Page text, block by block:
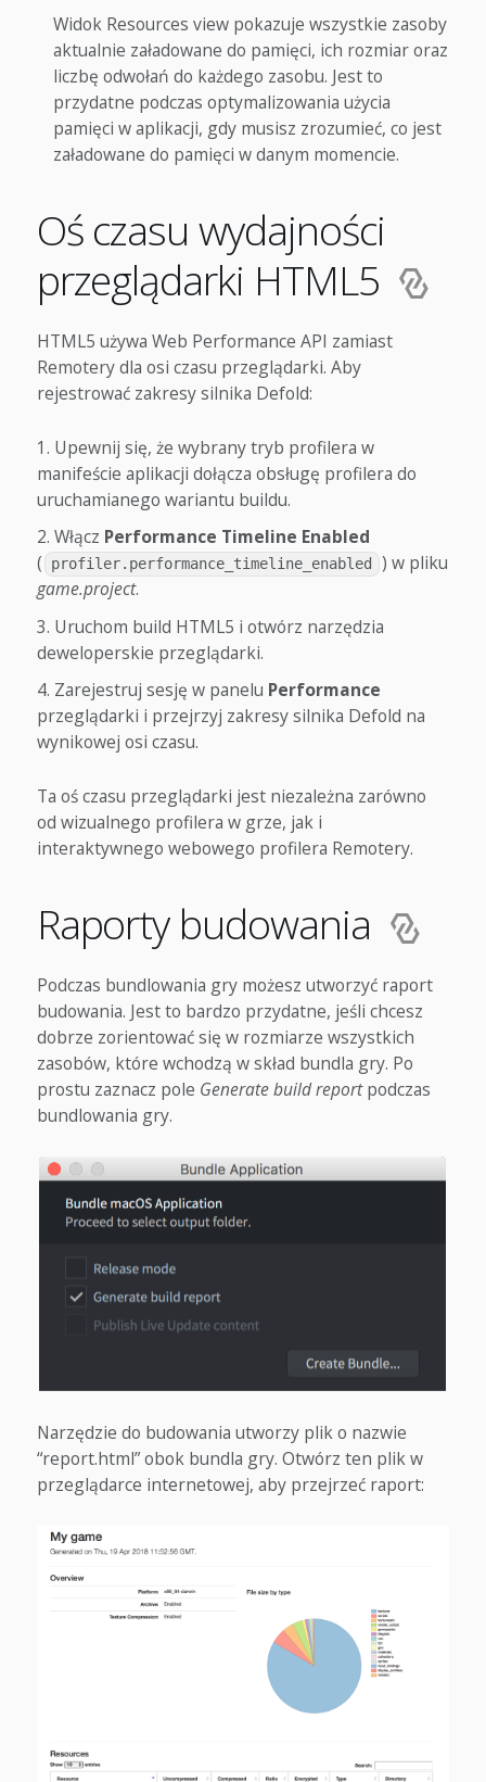
Widok Resources view pokazuje wszystkie zasoby
aktualnie załadowane do pamięci, ich rozmiar oraz
liczbę odwołań do każdego zasobu. Jest to
przydatne podczas optymalizowania użycia
pamięci w aplikacji, gdy musisz zrozumieć, co jest
załadowane do pamięci w danym momencie.
Oś czasu wydajności
przeglądarki HTML5
HTML5 używa Web Performance API zamiast
Remotery dla osi czasu przeglądarki. Aby
rejestrować zakresy silnika Defold:
Upewnij się, że wybrany tryb profilera w
manifeście aplikacji dołącza obsługę profilera do
uruchamianego wariantu buildu.
Włącz Performance Timeline Enabled
(
profiler.performance_timeline_enabled
) w pliku
game.project.
Uruchom build HTML5 i otwórz narzędzia
deweloperskie przeglądarki.
Zarejestruj sesję w panelu Performance
przeglądarki i przejrzyj zakresy silnika Defold na
wynikowej osi czasu.
Ta oś czasu przeglądarki jest niezależna zarówno
od wizualnego profilera w grze, jak i
interaktywnego webowego profilera Remotery.
Raporty budowania
Podczas bundlowania gry możesz utworzyć raport
budowania. Jest to bardzo przydatne, jeśli chcesz
dobrze zorientować się w rozmiarze wszystkich
zasobów, które wchodzą w skład bundla gry. Po
prostu zaznacz pole Generate build reportpodczas
bundlowania gry.
Narzędzie do budowania utworzy plik o nazwie
“report.html” obok bundla gry. Otwórz ten plik w
przeglądarce internetowej, aby przejrzeć raport: